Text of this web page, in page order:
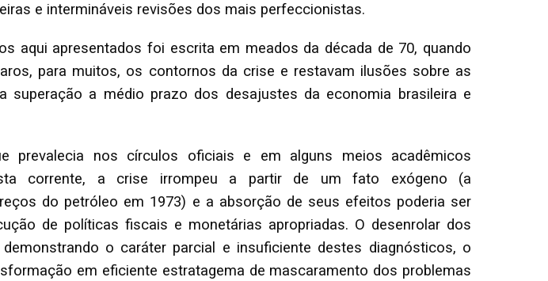
e intermináveis revisões dos mais perfeccionistas.
aqui apresentados foi escrita em meados da década de 70, quando
para muitos, os contornos da crise e restavam ilusões sobre as
superação a médio prazo dos desajustes da economia brasileira e
prevalecia nos círculos oficiais e em alguns meios acadêmicos
corrente, a crise irrompeu a partir de um fato exógeno (a
do petróleo em 1973) e a absorção de seus efeitos poderia ser
de políticas fiscais e monetárias apropriadas. O desenrolar dos
o caráter parcial e insuficiente destes diagnósticos, o
em eficiente estratagema de mascaramento dos problemas